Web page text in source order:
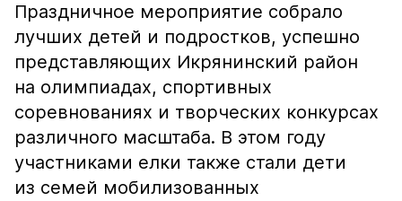
Праздничное мероприятие собрало
лучших детей и подростков, успешно
представляющих Икрянинский район
на олимпиадах, спортивных
соревнованиях и творческих конкурсах
различного масштаба. В этом году
участниками елки также стали дети
из семей мобилизованных